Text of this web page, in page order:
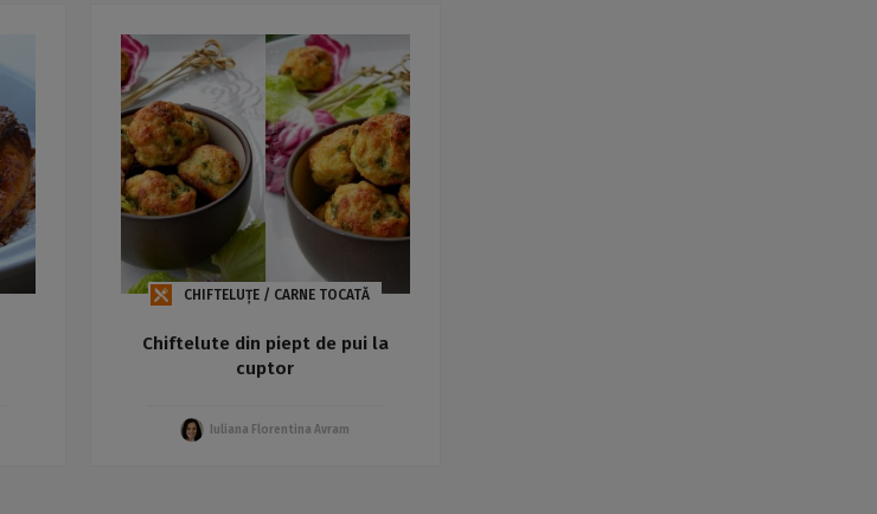
CHIFTELUȚE / CARNE TOCATĂ
Chiftelute din piept de pui la
cuptor
Iuliana Florentina Avram